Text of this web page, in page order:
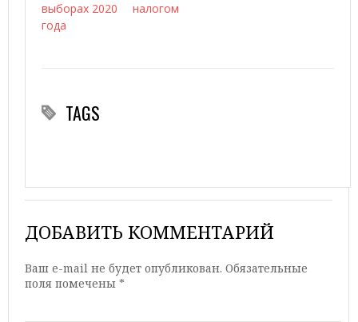
выборах 2020
года
налогом
TAGS
ДОБАВИТЬ КОММЕНТАРИЙ
Ваш e-mail не будет опубликован. Обязательные
поля помечены *